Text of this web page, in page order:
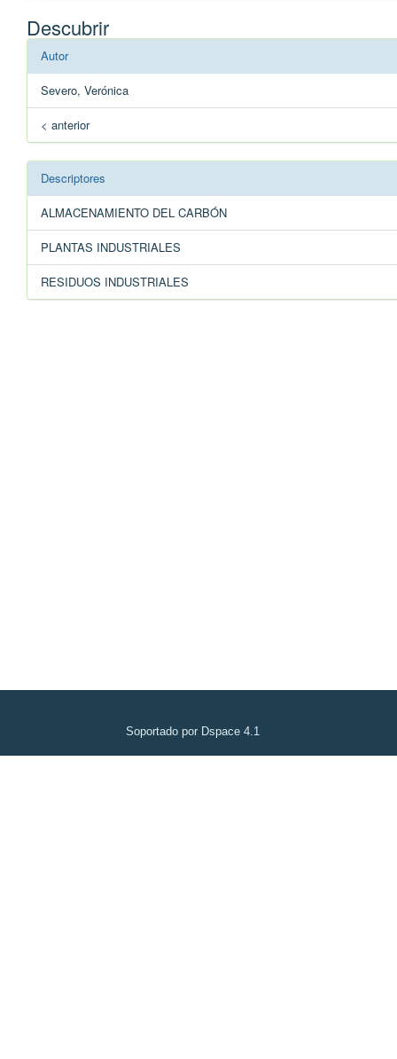
Descubrir
Autor
Severo, Verónica
< anterior
Descriptores
ALMACENAMIENTO DEL CARBÓN
PLANTAS INDUSTRIALES
RESIDUOS INDUSTRIALES
Soportado por Dspace 4.1